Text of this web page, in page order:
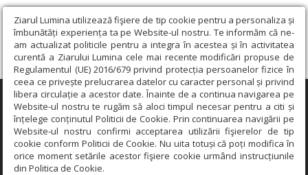
Ziarul Lumina utilizează fişiere de tip cookie pentru a personaliza și
îmbunătăți experiența ta pe Website-ul nostru. Te informăm că ne-
am actualizat politicile pentru a integra în acestea și în activitatea
curentă a Ziarului Lumina cele mai recente modificări propuse de
Regulamentul (UE) 2016/679 privind protecția persoanelor fizice în
ceea ce privește prelucrarea datelor cu caracter personal și privind
libera circulație a acestor date. Înainte de a continua navigarea pe
Website-ul nostru te rugăm să aloci timpul necesar pentru a citi și
înțelege conținutul Politicii de Cookie. Prin continuarea navigării pe
Website-ul nostru confirmi acceptarea utilizării fişierelor de tip
cookie conform Politicii de Cookie. Nu uita totuși că poți modifica în
orice moment setările acestor fişiere cookie urmând instrucțiunile
din Politica de Cookie.
×